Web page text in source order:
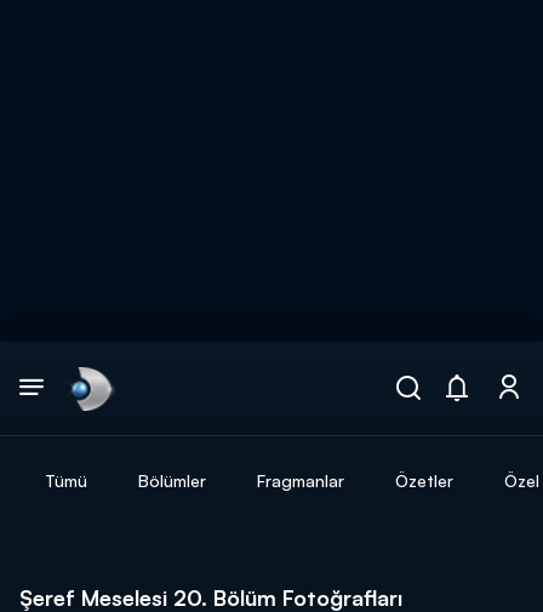
Tümü Bölümler Fragmanlar Özetler
Şeref Meselesi 20. Bölüm Fotoğrafları